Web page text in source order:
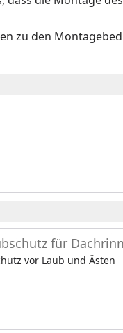
zu den
für
vor Laub und Ästen